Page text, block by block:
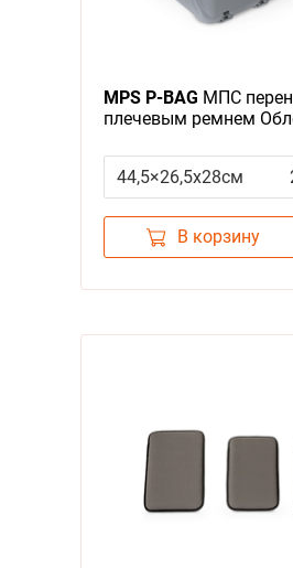
MPS P-BAG МПС
плечевым ремнем
44,5×26,5x28см
В корзину